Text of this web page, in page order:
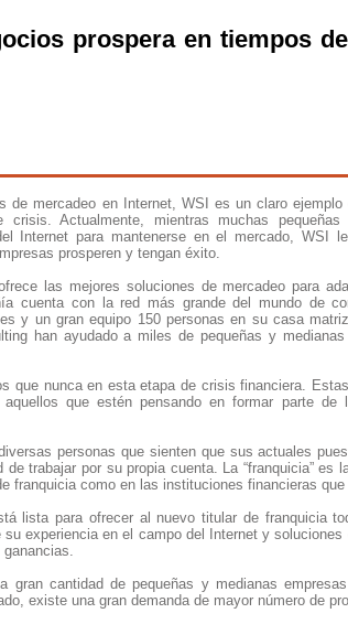
prospera en tiempos de
de mercadeo en Internet, WSI es un claro ejemplo
crisis. Actualmente, mientras muchas pequeñas
Internet para mantenerse en el mercado, WSI
prosperen y tengan éxito.
las mejores soluciones de mercadeo para
cuenta con la red más grande del mundo de
y un gran equipo 150 personas en su casa
han ayudado a miles de pequeñas y
que nunca en esta etapa de crisis financiera.
que estén pensando en formar parte de
personas que sienten que sus actuales
trabajar por su propia cuenta. La “franquicia”
franquicia como en las instituciones financieras
lista para ofrecer al nuevo titular de franquicia
experiencia en el campo del Internet y
gran cantidad de pequeñas y medianas
existe una gran demanda de mayor número de